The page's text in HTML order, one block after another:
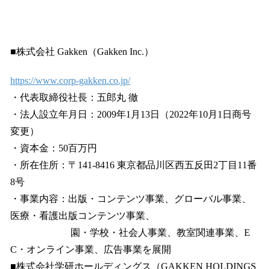
■株式会社 Gakken（Gakken Inc.）
https://www.corp-gakken.co.jp/
・代表取締役社長：五郎丸 徹
・法人設立年月日：2009年1月13日（2022年10月1日商号
変更）
・資本金：50百万円
・所在住所：〒141-8416 東京都品川区西五反田2丁目11番
8号
・事業内容：出版・コンテンツ事業、グローバル事業、
医療・看護出版コンテンツ事業、
園・学校・社会人事業、教室関連事業、E
C・オンライン事業、広告事業を展開
■株式会社学研ホールディングス（GAKKEN HOLDINGS